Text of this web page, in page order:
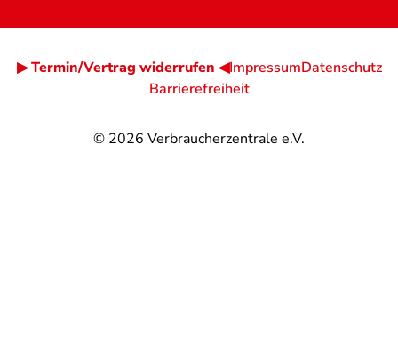
© 2026 Verbraucherzentrale e.V.
▶ Termin/Vertrag widerrufen ◀ImpressumDatenschutz
Barrierefreiheit